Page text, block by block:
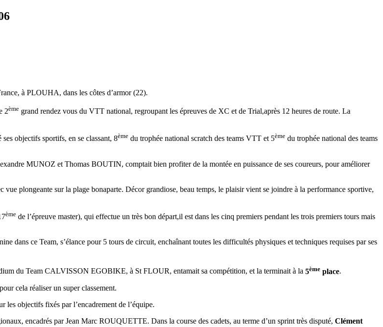
à PLOUHA, dans les côtes d’armor (22).
2ème grand rendez vous du VTT national, regroupant les épreuves de XC et de Trial,après 12 heures de route. La
objectifs sportifs, en se classant, 8ème du trophée national scratch des teams VTT et 5ème du trophée national des teams
MUNOZ et Thomas BOUTIN, comptait bien profiter de la montée en puissance de ses coureurs, pour améliorer
vue plongeante sur la plage bonaparte. Décor grandiose, beau temps, le plaisir vient se joindre à la performance sportive,
ème de l’épreuve master), qui effectue un très bon départ,il est dans les cinq premiers pendant les trois premiers tours mais
dans ce Team, s’élance pour 5 tours de circuit, enchaînant toutes les difficultés physiques et techniques requises par ses
du Team CALVISSON EGOBIKE, à St FLOUR, entamait sa compétition, et la terminait à la 5ème place.
cela réaliser un super classement.
les objectifs fixés par l’encadrement de l’équipe.
encadrés par Jean Marc ROUQUETTE. Dans la course des cadets, au terme d’un sprint très disputé, Clément